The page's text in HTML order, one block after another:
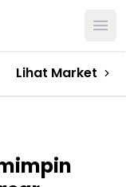
Lihat Market